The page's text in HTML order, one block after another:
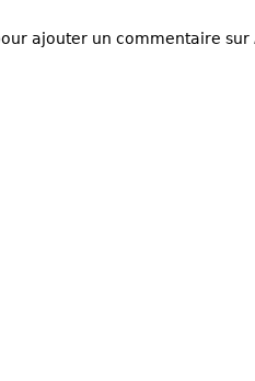
ajouter un commentaire sur